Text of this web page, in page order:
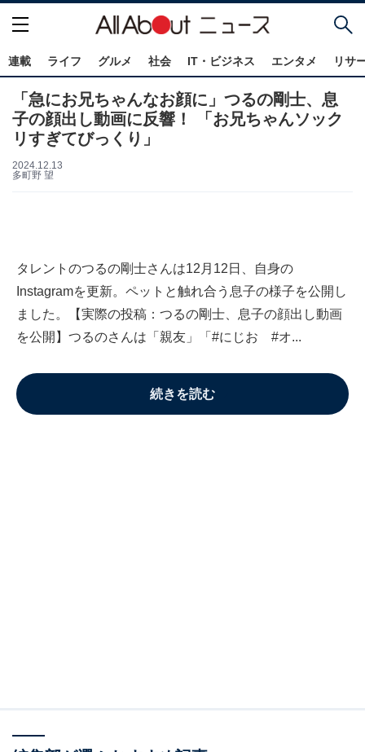
連載 ライフ グルメ 社会 IT・ビジネス エンタメ リサ
「急にお兄ちゃんなお顔に」つるの剛士、息
子の顔出し動画に反響！ 「お兄ちゃんソック
リすぎてびっくり」
2024.12.13
多町野 望
タレントのつるの剛士さんは12月12日、自身の
Instagramを更新。ペットと触れ合う息子の様子を公開し
ました。【実際の投稿：つるの剛士、息子の顔出し動画
を公開】つるのさんは「親友」「#にじお #オ...
続きを読む